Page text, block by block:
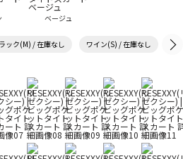
ベージュ
ック(M) / 在庫なし ワイン(S) / 在庫なし ワ